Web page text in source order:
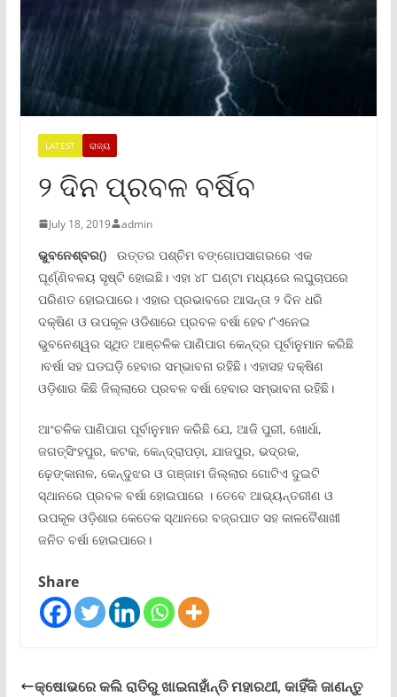
LATEST ରାଜ୍ୟ
୨ ଦିନ ପ୍ରବଳ ବର୍ଷିବ
July 18, 2019 admin
ଭୁବନେଶ୍ବର()ଉତ୍ତର ପଶ୍ଚିମ ବଙ୍ଗୋପସାଗରରେ ଏକ
ଘୂର୍ଣ୍ଣିବଳୟ ସୃଷ୍ଟି ହୋଇଛି। ଏହା ୪୮ ଘଣ୍ଟା ମଧ୍ୟରେ ଲଘୁଚାପରେ
ପରିଣତ ହୋଇପାରେ। ଏହାର ପ୍ରଭାବରେ ଆସନ୍ତା ୨ ଦିନ ଧରି
ଦକ୍ଷିଣ ଓ ଉପକୂଳ ଓଡିଶାରେ ପ୍ରବଳ ବର୍ଷା ହେବ।”ଏନେଇ
ଭୁବନେଶ୍ୱର ସ୍ଥିତ ଆଞ୍ଚଳିକ ପାଣିପାଗ କେନ୍ଦ୍ର ପୂର୍ବାନୁମାନ କରିଛି
।ବର୍ଷା ସହ ଘଡଘଡ଼ି ହେବାର ସମ୍ଭାବନା ରହିଛି। ଏହାସହ ଦକ୍ଷିଣ
ଓଡ଼ିଶାର କିଛି ଜିଲ୍ଲାରେ ପ୍ରବଳ ବର୍ଷା ହେବାର ସମ୍ଭାବନା ରହିଛି।
ଆଂଚଳିକ ପାଣିପାଗ ପୂର୍ବାନୁମାନ କରିଛି ଯେ, ଆଜି ପୁରୀ, ଖୋର୍ଧା,
ଜଗତ୍ସିଂହପୁର, କଟକ, କେନ୍ଦ୍ରାପଡ଼ା, ଯାଜପୁର, ଭଦ୍ରକ,
ଢ଼େଙ୍କାନାଳ, କେନ୍ଦୁଝର ଓ ଗଞ୍ଜାମ ଜିଲ୍ଲାର ଗୋଟିଏ ଦୁଇଟି
ସ୍ଥାନରେ ପ୍ରବଳ ବର୍ଷା ହୋଇପାରେ । ତେବେ ଆଭ୍ୟନ୍ତରୀଣ ଓ
ଉପକୂଳ ଓଡ଼ିଶାର କେତେକ ସ୍ଥାନରେ ବଜ୍ରପାତ ସହ କାଳବୈଶାଖୀ
ଜନିତ ବର୍ଷା ହୋଇପାରେ।
Share
କ୍ଷୋଭରେ କଲି ରାତିରୁ ଖାଇନାହାଁନ୍ତି ମହାରଥୀ, କାହିଁକି ଜାଣନ୍ତୁ